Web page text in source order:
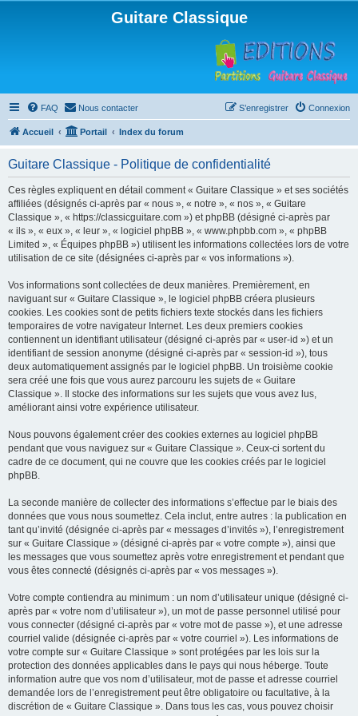
Guitare Classique
FAQ Nous contacter Connexion
S’enregistrer
Accueil Portail Index du forum
Guitare Classique - Politique de confidentialité
Ces règles expliquent en détail comment « Guitare Classique » et ses sociétés
affiliées (désignés ci-après par « nous », « notre », « nos », « Guitare
Classique », « https://classicguitare.com ») et phpBB (désigné ci-après par
« ils », « eux », « leur », « logiciel phpBB », « www.phpbb.com », « phpBB
Limited », « Équipes phpBB ») utilisent les informations collectées lors de votre
utilisation de ce site (désignées ci-après par « vos informations »).
Vos informations sont collectées de deux manières. Premièrement, en
naviguant sur « Guitare Classique », le logiciel phpBB créera plusieurs
cookies. Les cookies sont de petits fichiers texte stockés dans les fichiers
temporaires de votre navigateur Internet. Les deux premiers cookies
contiennent un identifiant utilisateur (désigné ci-après par « user-id ») et un
identifiant de session anonyme (désigné ci-après par « session-id »), tous
deux automatiquement assignés par le logiciel phpBB. Un troisième cookie
sera créé une fois que vous aurez parcouru les sujets de « Guitare
Classique ». Il stocke des informations sur les sujets que vous avez lus,
améliorant ainsi votre expérience utilisateur.
Nous pouvons également créer des cookies externes au logiciel phpBB
pendant que vous naviguez sur « Guitare Classique ». Ceux-ci sortent du
cadre de ce document, qui ne couvre que les cookies créés par le logiciel
phpBB.
La seconde manière de collecter des informations s’effectue par le biais des
données que vous nous soumettez. Cela inclut, entre autres : la publication en
tant qu’invité (désignée ci-après par « messages d’invités »), l’enregistrement
sur « Guitare Classique » (désigné ci-après par « votre compte »), ainsi que
les messages que vous soumettez après votre enregistrement et pendant que
vous êtes connecté (désignés ci-après par « vos messages »).
Votre compte contiendra au minimum : un nom d’utilisateur unique (désigné ci-
après par « votre nom d’utilisateur »), un mot de passe personnel utilisé pour
vous connecter (désigné ci-après par « votre mot de passe »), et une adresse
courriel valide (désignée ci-après par « votre courriel »). Les informations de
votre compte sur « Guitare Classique » sont protégées par les lois sur la
protection des données applicables dans le pays qui nous héberge. Toute
information autre que vos nom d’utilisateur, mot de passe et adresse courriel
demandée lors de l’enregistrement peut être obligatoire ou facultative, à la
discrétion de « Guitare Classique ». Dans tous les cas, vous pouvez choisir